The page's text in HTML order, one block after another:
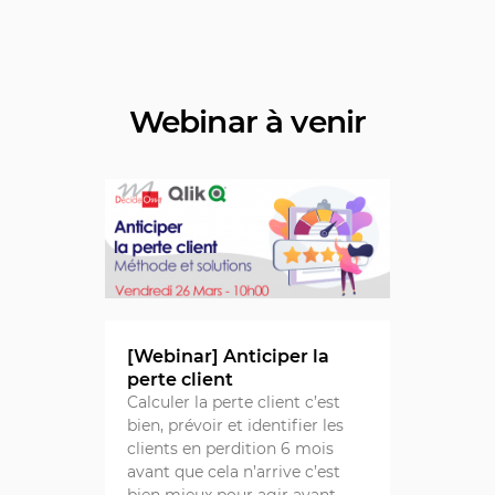
Webinar à venir
[Webinar] Anticiper la
perte client
Calculer la perte client c’est
bien, prévoir et identifier les
clients en perdition 6 mois
avant que cela n’arrive c’est